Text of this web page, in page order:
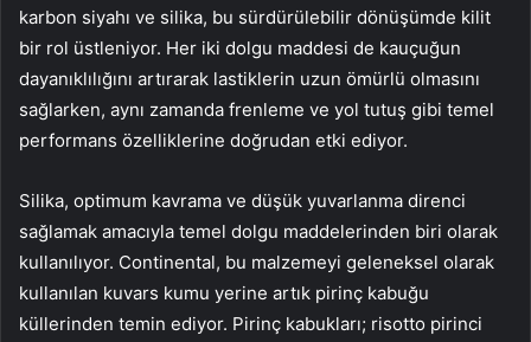
karbon siyahı ve silika, bu sürdürülebilir dönüşümde kilit
bir rol üstleniyor. Her iki dolgu maddesi de kauçuğun
dayanıklılığını artırarak lastiklerin uzun ömürlü olmasını
sağlarken, aynı zamanda frenleme ve yol tutuş gibi temel
performans özelliklerine doğrudan etki ediyor.
Silika, optimum kavrama ve düşük yuvarlanma direnci
sağlamak amacıyla temel dolgu maddelerinden biri olarak
kullanılıyor. Continental, bu malzemeyi geleneksel olarak
kullanılan kuvars kumu yerine artık pirinç kabuğu
küllerinden temin ediyor. Pirinç kabukları; risotto pirinci